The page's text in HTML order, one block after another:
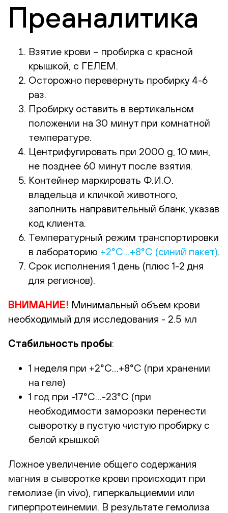
Преаналитика
Взятие крови – пробирка с красной
крышкой, с ГЕЛЕМ.
Осторожно перевернуть пробирку 4-6
раз.
Пробирку оставить в вертикальном
положении на 30 минут при комнатной
температуре.
Центрифугировать при 2000 g, 10 мин,
не позднее 60 минут после взятия.
Контейнер маркировать Ф.И.О.
владельца и кличкой животного,
заполнить направительный бланк, указав
код клиента.
Температурный режим транспортировки
в лабораторию +2°С…+8°С (синий пакет).
Срок исполнения 1 день (плюс 1-2 дня
для регионов).
ВНИМАНИЕ! Минимальный объем крови
необходимый для исследования - 2.5 мл
Стабильность пробы:
1 неделя при +2°С…+8°С (при хранении
на геле)
1 год при -17°С…-23°С (при
необходимости заморозки перенести
сыворотку в пустую чистую пробирку с
белой крышкой
Ложное увеличение общего содержания
магния в сыворотке крови происходит при
гемолизе (in vivo), гиперкальциемии или
гиперпротеинемии. В результате гемолиза